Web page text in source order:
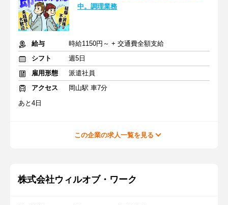
中。調理業務
給与
時給1150円～ + 交通費全額支給
シフト
週5日
雇用形態
派遣社員
アクセス
岡山駅 車7分
あと4日
この企業の求人一覧を見る
株式会社ウィルオブ・ワーク